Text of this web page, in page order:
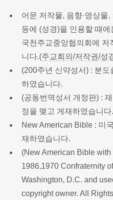
어문 저작물, 음향·영상물
등에 (성경)을 인용할 때
국천주교중앙협의회에 저
니다.(주교회의/저작권/성
(200주년 신약성서) : 분
하였습니다.
(공동번역성서 개정판) :
정을 맺고 게재하였습니다.
New American Bible : 미
재하였습니다.
(New American Bible
1986,1970 Confraternity
Washington, D.C. and
copyright owner. All